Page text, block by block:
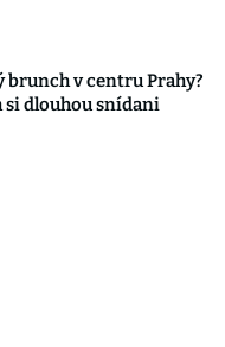
brunch v centru Prahy?
si dlouhou snídani